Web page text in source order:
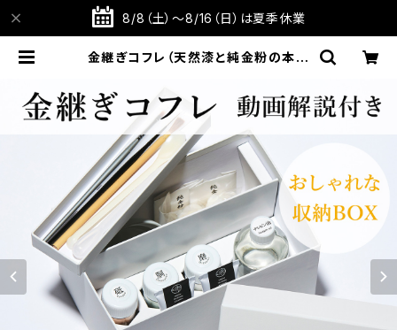
8/8（土）～8/16（日）は夏季休業
金継ぎコフレ（天然漆と純金粉の本格
プレゼント】【父の日 お誕生日】 | TA
BITOTE STORE 旅と手仕事の店